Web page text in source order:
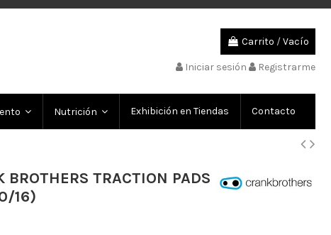
Carrito /Vacío
Iniciar sesión Registrarme
Nutrición Exhibición en Tiendas Contacto
BROTHERS TRACTION PADS
16)